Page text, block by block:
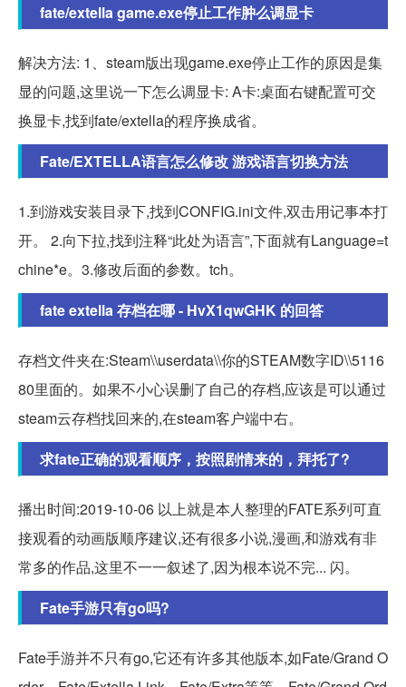
fate/extella game.exe停止工作肿么调显卡
解决方法: 1、steam版出现game.exe停止工作的原因是集
显的问题,这里说一下怎么调显卡: A卡:桌面右键配置可交
换显卡,找到fate/extella的程序换成省。
Fate/EXTELLA语言怎么修改 游戏语言切换方法
1.到游戏安装目录下,找到CONFIG.ini文件,双击用记事本打
开。 2.向下拉,找到注释“此处为语言”,下面就有Language=t
chine*e。3.修改后面的参数。tch。
fate extella 存档在哪 - HvX1qwGHK 的回答
存档文件夹在:Steam\\userdata\\你的STEAM数字ID\\5116
80里面的。如果不小心误删了自己的存档,应该是可以通过
steam云存档找回来的,在steam客户端中右。
求fate正确的观看顺序，按照剧情来的，拜托了?
播出时间:2019-10-06 以上就是本人整理的FATE系列可直
接观看的动画版顺序建议,还有很多小说,漫画,和游戏有非
常多的作品,这里不一一叙述了,因为根本说不完... 闪。
Fate手游只有go吗?
Fate手游并不只有go,它还有许多其他版本,如Fate/Grand O